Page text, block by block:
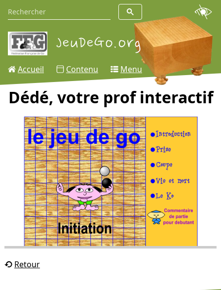
Accueil Contenu Menu
Dédé, votre prof interactif
Retour